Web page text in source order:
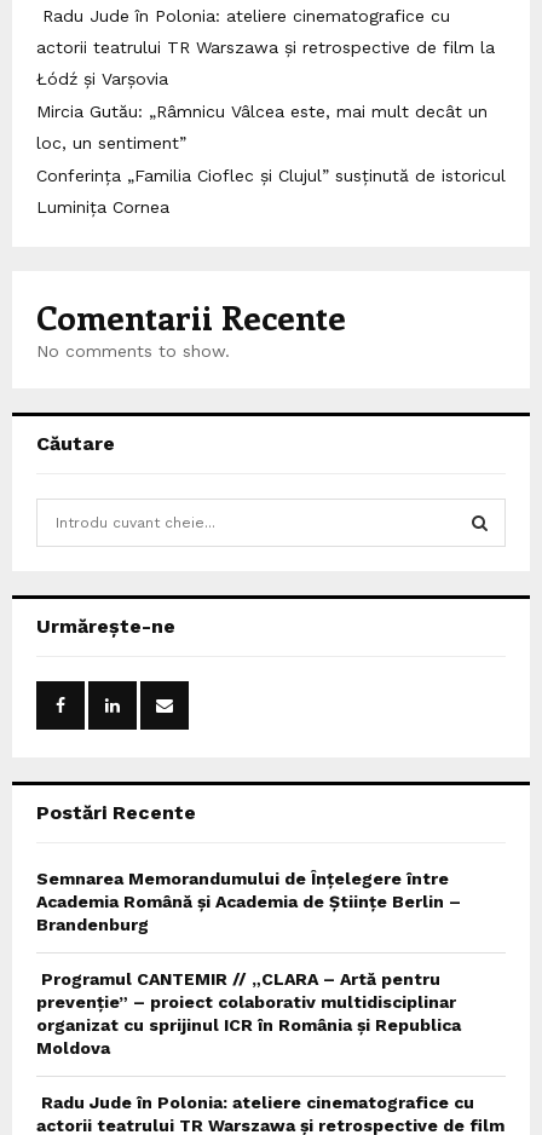
Radu Jude în Polonia: ateliere cinematografice cu
actorii teatrului TR Warszawa și retrospective de film la
Łódź și Varșovia
Mircia Gutău: „Râmnicu Vâlcea este, mai mult decât un
loc, un sentiment”
Conferința „Familia Cioflec și Clujul” susținută de istoricul
Luminița Cornea
Comentarii Recente
No comments to show.
Căutare
h
Urmărește-ne
Postări Recente
Semnarea Memorandumului de Înțelegere între
Academia Română și Academia de Științe Berlin –
Brandenburg
Programul CANTEMIR // „CLARA – Artă pentru
prevenție” – proiect colaborativ multidisciplinar
organizat cu sprijinul ICR în România și Republica
Moldova
Radu Jude în Polonia: ateliere cinematografice cu
actorii teatrului TR Warszawa și retrospective de film